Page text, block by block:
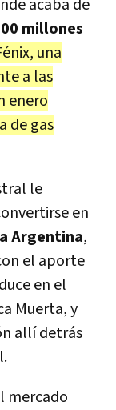
acaba de
millones
una
a las
enero
de gas
le
en
Argentina,
el aporte
en el
Muerta, y
allí detrás
mercado